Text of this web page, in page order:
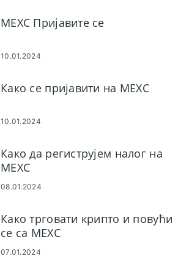
MEXC Пријавите се
10.01.2024
Како се пријавити на MEXC
10.01.2024
Како да региструјем налог на
MEXC
08.01.2024
Како трговати крипто и повући
се са MEXC
07.01.2024